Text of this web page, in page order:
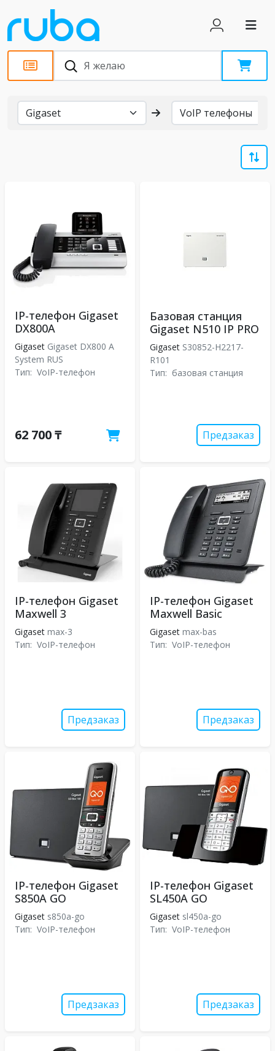
Бренды
IP-телефон Gigaset
DX800A
Gigaset Gigaset DX800 A
System RUS
Тип: VoIP-телефон
62 700 ₸
Базовая станция
Gigaset N510 IP PRO
Gigaset S30852-H2217-
R101
Тип: базовая станция
Предзаказ
IP-телефон Gigaset
Maxwell 3
Gigaset max-3
Тип: VoIP-телефон
Предзаказ
IP-телефон Gigaset
Maxwell Basic
Gigaset max-bas
Тип: VoIP-телефон
Предзаказ
IP-телефон Gigaset
S850A GO
Gigaset s850a-go
Тип: VoIP-телефон
Предзаказ
IP-телефон Gigaset
SL450A GO
Gigaset sl450a-go
Тип: VoIP-телефон
Предзаказ